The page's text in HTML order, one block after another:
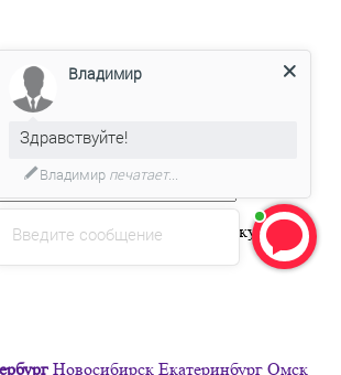
свяжемся с Вами в течение 15 минут
вы даетесогласиена обработку Ваших
Новосибирск Екатеринбург Омск
Введите сообщение
Владимир
Здравствуйте!
Владимирпечатает...